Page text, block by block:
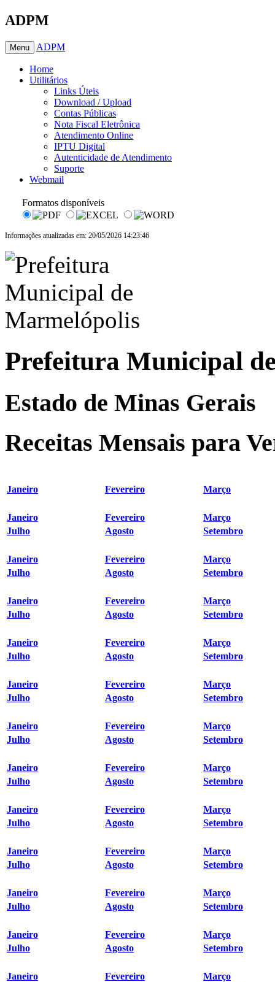
ADPM
Menu ADPM
Home
Utilitários
Links Úteis
Download / Upload
Contas Públicas
Nota Fiscal Eletrônica
Atendimento Online
IPTU Digital
Autenticidade de Atendimento
Suporte
Webmail
Formatos disponíveis
Informações atualizadas em: 20/05/2026 14:23:46
Prefeitura Municipal
Estado de Minas Gerais
Receitas Mensais para
Janeiro Fevereiro Março
Janeiro Fevereiro
Março
Julho
Agosto Setembro
Janeiro Fevereiro
Março
Julho
Agosto Setembro
Janeiro Fevereiro
Março
Julho
Agosto Setembro
Janeiro Fevereiro
Março
Julho
Agosto Setembro
Janeiro Fevereiro
Março
Julho
Agosto Setembro
Janeiro Fevereiro
Março
Julho
Agosto Setembro
Janeiro Fevereiro
Março
Julho
Agosto Setembro
Janeiro Fevereiro
Março
Julho
Agosto Setembro
Janeiro Fevereiro
Março
Julho
Agosto Setembro
Janeiro Fevereiro
Março
Julho
Agosto Setembro
Janeiro Fevereiro
Março
Julho
Agosto Setembro
Janeiro Fevereiro
Março